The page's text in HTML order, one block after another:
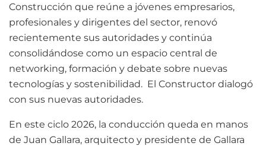
Construcción que reúne a jóvenes empresarios,
profesionales y dirigentes del sector, renovó
recientemente sus autoridades y continúa
consolidándose como un espacio central de
networking, formación y debate sobre nuevas
tecnologías y sostenibilidad. El Constructor dialogó
con sus nuevas autoridades.
En este ciclo 2026, la conducción queda en manos
de Juan Gallara, arquitecto y presidente de Gallara